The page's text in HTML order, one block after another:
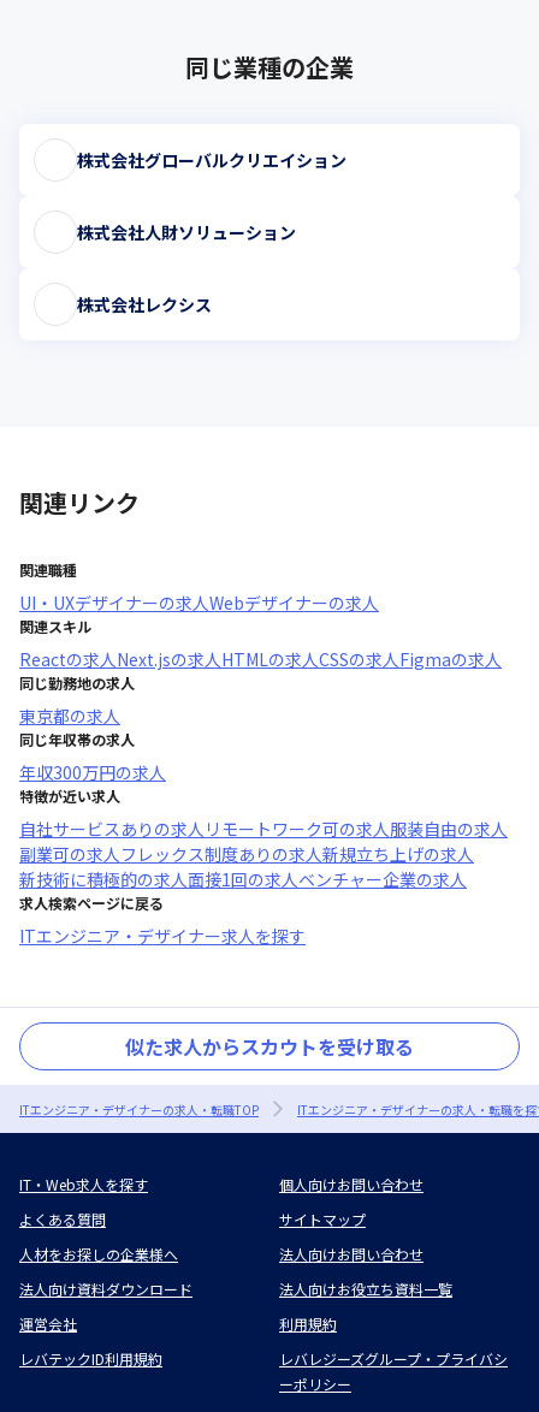
同じ業種の企業
株式会社グローバルクリエイション
株式会社人財ソリューション
株式会社レクシス
関連リンク
関連職種
UI・UXデザイナーの求人Webデザイナーの求人
関連スキル
Reactの求人Next.jsの求人HTMLの求人CSSの求人Figmaの求人
同じ勤務地の求人
東京都の求人
同じ年収帯の求人
年収300万円の求人
特徴が近い求人
自社サービスあり の求人 リモートワーク可の求人服装自由の求人
副業可の求人フレックス制度あり の求人新規立ち上げの求人
新技術に積極的の求人面接1回の求人ベンチャー企業の求人
求人検索ページに戻る
ITエンジニア・デザイナー求人を探す
似た求人からスカウトを受け取る
ITエンジニア・デザイナーの求人・転職TOP ITエンジニア・デザイナーの求人・転職を
IT・Web求人を探す
個人向けお問い合わせ
よくある質問
サイトマップ
人材をお探しの企業様へ
法人向けお問い合わせ
法人向け資料ダウンロード
法人向けお役立ち資料一覧
運営会社
利用規約
レバテックID利用規約
レバレジーズグループ・プライバシ
ーポリシー